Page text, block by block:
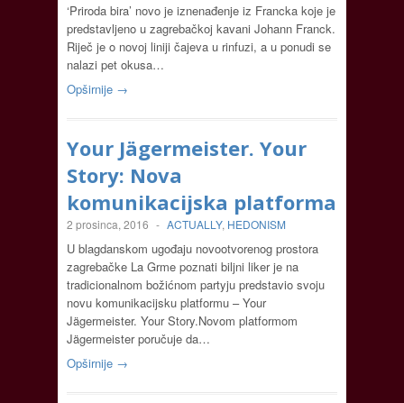
‘Priroda bira’ novo je iznenađenje iz Francka koje je
predstavljeno u zagrebačkoj kavani Johann Franck.
Riječ je o novoj liniji čajeva u rinfuzi, a u ponudi se
nalazi pet okusa…
Opširnije →
Your Jägermeister. Your
Story: Nova
komunikacijska platforma
2 prosinca, 2016 - ACTUALLY, HEDONISM
U blagdanskom ugođaju novootvorenog prostora
zagrebačke La Grme poznati biljni liker je na
tradicionalnom božićnom partyju predstavio svoju
novu komunikacijsku platformu – Your
Jägermeister. Your Story.Novom platformom
Jägermeister poručuje da…
Opširnije →